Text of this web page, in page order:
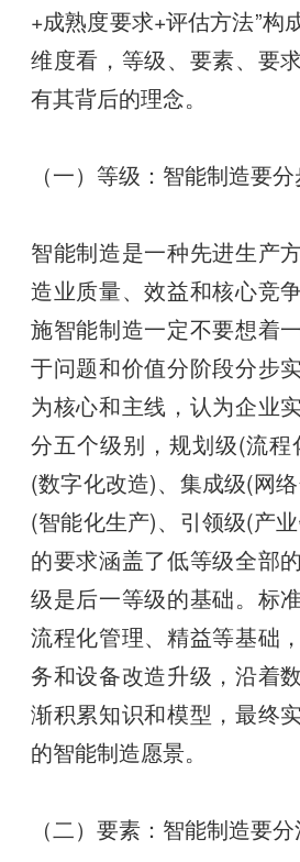
+成熟度要求+评估方法”构
维度看，等级、要素、要
有其背后的理念。
（一）等级：智能制造要
智能制造是一种先进生产
造业质量、效益和核心竞
施智能制造一定不要想着
于问题和价值分阶段分步
为核心和主线，认为企业
分五个级别，规划级(流
(数字化改造)、集成级(网
(智能化生产)、引领级(产
的要求涵盖了低等级全部
级是后一等级的基础。标
流程化管理、精益等基础
务和设备改造升级，沿着
渐积累知识和模型，最终
的智能制造愿景。
（二）要素：智能制造要